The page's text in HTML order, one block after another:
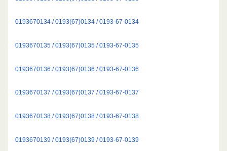
0193670134 / 0193(67)0134 / 0193-67-0134
0193670135 / 0193(67)0135 / 0193-67-0135
0193670136 / 0193(67)0136 / 0193-67-0136
0193670137 / 0193(67)0137 / 0193-67-0137
0193670138 / 0193(67)0138 / 0193-67-0138
0193670139 / 0193(67)0139 / 0193-67-0139